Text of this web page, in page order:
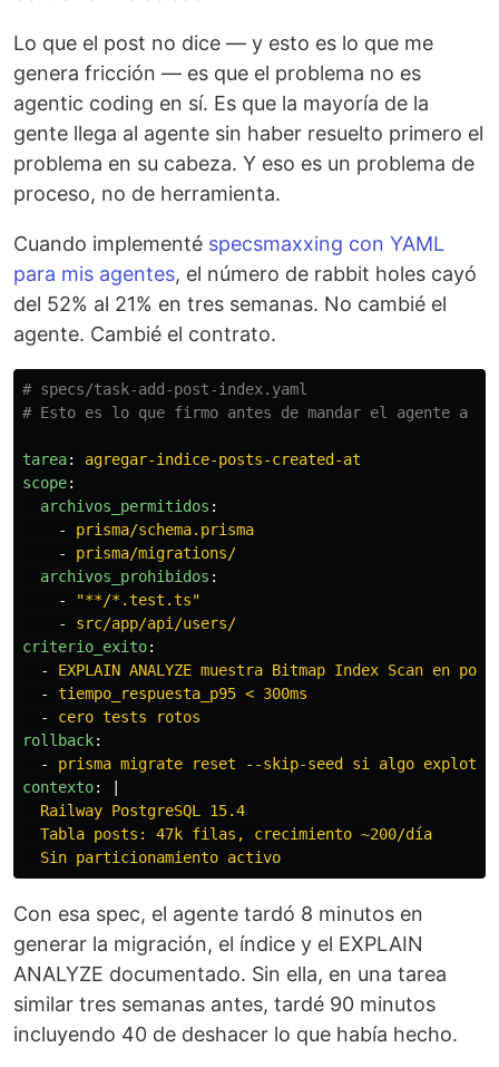
Lo que el post no dice — y esto es lo que me
genera fricción — es que el problema no es
agentic coding en sí. Es que la mayoría de la
gente llega al agente sin haber resuelto primero el
problema en su cabeza. Y eso es un problema de
proceso, no de herramienta.
Cuando implementé specsmaxxing con YAML
para mis agentes, el número de rabbit holes cayó
del 52% al 21% en tres semanas. No cambié el
agente. Cambié el contrato.
# specs/task-add-post-index.yaml
# Esto es lo que firmo antes de mandar el agente a
tarea:
agregar-indice-posts-created-at
scope:
archivos_permitidos :
-
prisma/schema.prisma
-
prisma/migrations/
archivos_prohibidos :
-
"**/*.test.ts"
-
src/app/api/users/
criterio_exito:
-
EXPLAIN ANALYZE muestra Bitmap Index Scan en
-
tiempo_respuesta_p95 < 300ms
-
cero tests rotos
rollback:
-
prisma migrate reset --skip-seed si algo explota
contexto:
Railway PostgreSQL 15.4
Tabla posts: 47k filas, crecimiento ~200/día
Sin particionamiento activo
Con esa spec, el agente tardó 8 minutos en
generar la migración, el índice y el EXPLAIN
ANALYZE documentado. Sin ella, en una tarea
similar tres semanas antes, tardé 90 minutos
incluyendo 40 de deshacer lo que había hecho.